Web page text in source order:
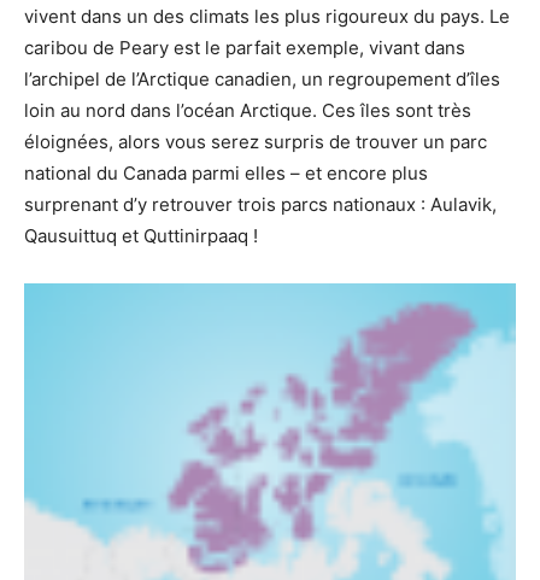
vivent dans un des climats les plus rigoureux du pays. Le
caribou de Peary est le parfait exemple, vivant dans
l’archipel de l’Arctique canadien, un regroupement d’îles
loin au nord dans l’océan Arctique. Ces îles sont très
éloignées, alors vous serez surpris de trouver un parc
national du Canada parmi elles – et encore plus
surprenant d’y retrouver trois parcs nationaux : Aulavik,
Qausuittuq et Quttinirpaaq !